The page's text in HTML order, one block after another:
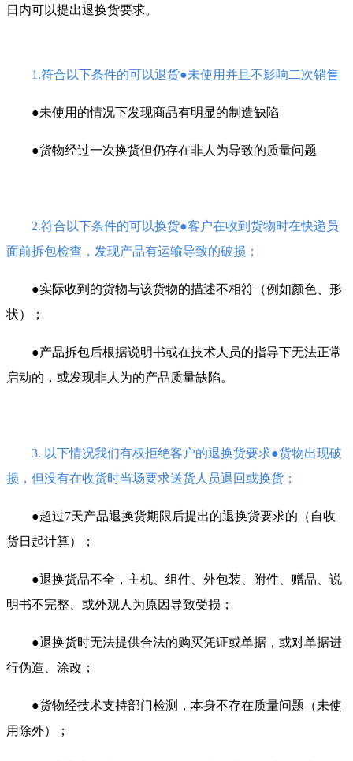
日内可以提出退换货要求。
1.符合以下条件的可以退货●未使用并且不影响二次销售
●未使用的情况下发现商品有明显的制造缺陷
●货物经过一次换货但仍存在非人为导致的质量问题
2.符合以下条件的可以换货●客户在收到货物时在快递员
面前拆包检查，发现产品有运输导致的破损；
●实际收到的货物与该货物的描述不相符（例如颜色、形
状）；
●产品拆包后根据说明书或在技术人员的指导下无法正常
启动的，或发现非人为的产品质量缺陷。
3. 以下情况我们有权拒绝客户的退换货要求●货物出现破
损，但没有在收货时当场要求送货人员退回或换货；
●超过7天产品退换货期限后提出的退换货要求的（自收
货日起计算）；
●退换货品不全，主机、组件、外包装、附件、赠品、说
明书不完整、或外观人为原因导致受损；
●退换货时无法提供合法的购买凭证或单据，或对单据进
行伪造、涂改；
●货物经技术支持部门检测，本身不存在质量问题（未使
用除外）；